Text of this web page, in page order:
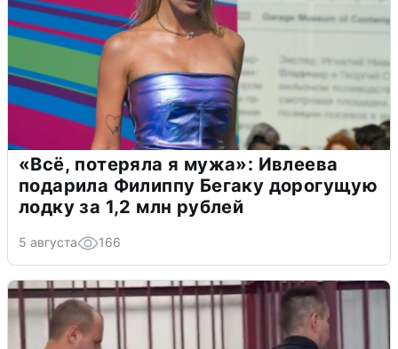
«Всё, потеряла я мужа»: Ивлеева
подарила Филиппу Бегаку дорогущую
лодку за 1,2 млн рублей
5 августа 166